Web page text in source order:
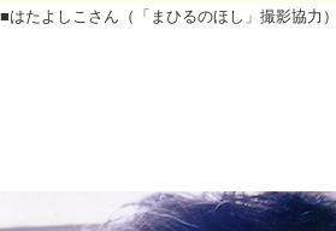
はたよしこさん（「まひるのほし」撮影協力